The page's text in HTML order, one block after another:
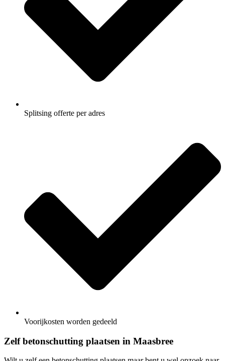
Splitsing offerte per adres
Voorijkosten worden gedeeld
Zelf betonschutting plaatsen in Maasbree